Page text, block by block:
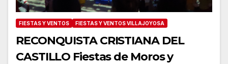
FIESTAS Y VENTOS FIESTAS Y VENTOS VILLAJOYOSA
RECONQUISTA CRISTIANA DEL
CASTILLO Fiestas de Moros y